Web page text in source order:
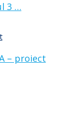
3 …
– proiect